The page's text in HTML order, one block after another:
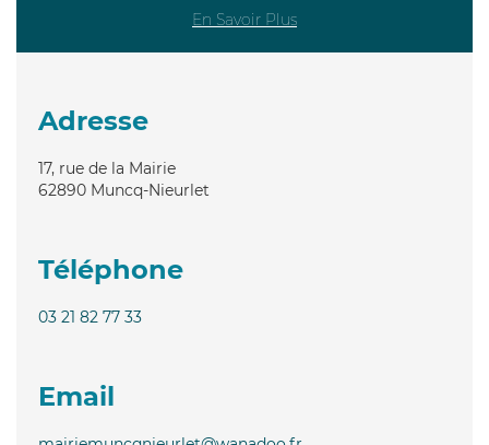
En Savoir Plus
Adresse
17, rue de la Mairie
62890 Muncq-Nieurlet
Téléphone
03 21 82 77 33
Email